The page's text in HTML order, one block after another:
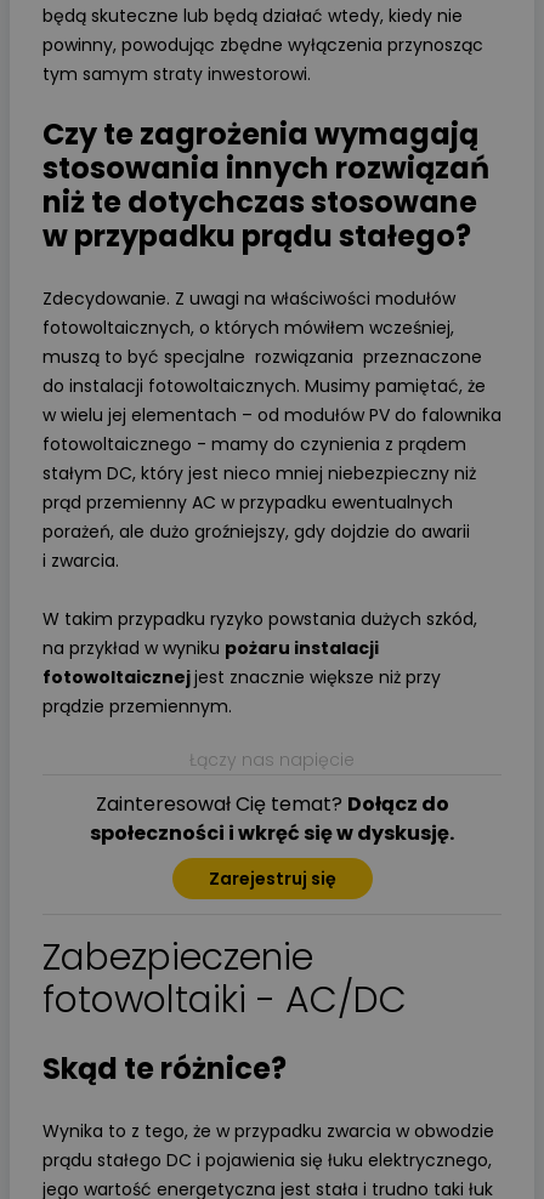
będą skuteczne lub będą działać wtedy, kiedy nie
powinny, powodując zbędne wyłączenia przynosząc
tym samym straty inwestorowi.
Czy te zagrożenia wymagają
stosowania innych rozwiązań
niż te dotychczas stosowane
w przypadku prądu stałego?
Zdecydowanie. Z uwagi na właściwości modułów
fotowoltaicznych, o których mówiłem wcześniej,
muszą to być specjalne rozwiązania przeznaczone
do instalacji fotowoltaicznych. Musimy pamiętać, że
w wielu jej elementach – od modułów PV do falownika
fotowoltaicznego - mamy do czynienia z prądem
stałym DC, który jest nieco mniej niebezpieczny niż
prąd przemienny AC w przypadku ewentualnych
porażeń, ale dużo groźniejszy, gdy dojdzie do awarii
i zwarcia.
W takim przypadku ryzyko powstania dużych szkód,
na przykład w wyniku pożaru instalacji
fotowoltaicznejjest znacznie większe niż przy
prądzie przemiennym.
Łączy nas napięcie
Zainteresował Cię temat? Dołącz do
społeczności i wkręć się w dyskusję.
Zarejestruj się
Zabezpieczenie
fotowoltaiki - AC/DC
Skąd te różnice?
Wynika to z tego, że w przypadku zwarcia w obwodzie
prądu stałego DC i pojawienia się łuku elektrycznego,
jego wartość energetyczna jest stała i trudno taki łuk